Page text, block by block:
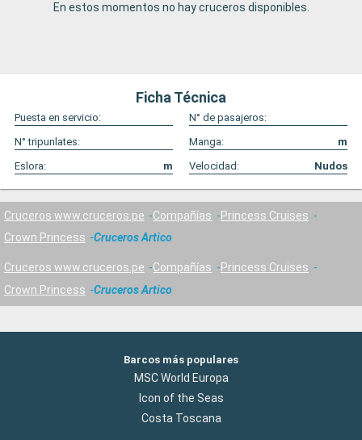
En estos momentos no hay cruceros disponibles.
Ficha Técnica
Puesta en servicio:
N° de pasajeros:
N° tripunlates:
Manga:
m
Eslora:
m Velocidad: Nudos
Cruceros www.cruceros.pe Compañías
Princess Cruises
Crown Princess
Cruceros Artico
Cruceros www.cruceros.pe Compañías
Princess Cruises
Crown Princess
Cruceros Artico
Barcos más populares
MSC World Europa
Icon of the Seas
Costa Toscana